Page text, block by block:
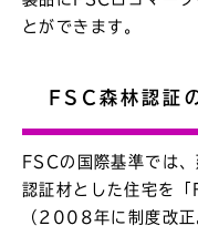
とができます。
FSC森林認証
FSCの国際基準では
認証材とした住宅を「
（2008年に制度改正